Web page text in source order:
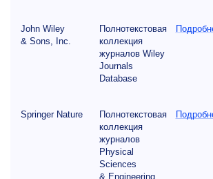
John Wiley
& Sons, Inc.
Полнотекстовая
коллекция
журналов Wiley
Journals
Database
Springer Nature
Полнотекстовая
коллекция
журналов
Physical
Sciences
& Engineering